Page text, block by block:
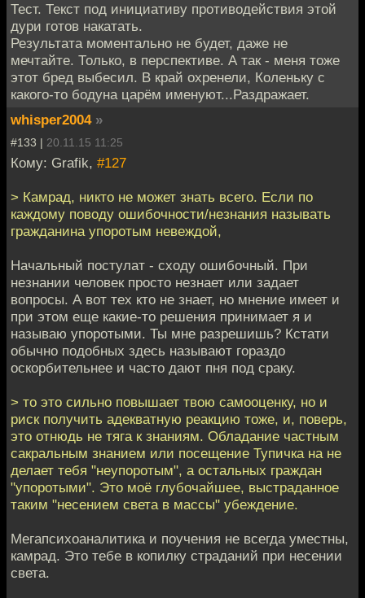
Тест. Текст под инициативу противодействия этой
дури готов накатать.
Результата моментально не будет, даже не
мечтайте. Только, в перспективе. А так - меня тоже
этот бред выбесил. В край охренели, Коленьку с
какого-то бодуна царём именуют...Раздражает.
whisper2004 »
#133 | 20.11.15 11:25
Кому: Grafik, #127
> Камрад, никто не может знать всего. Если по
каждому поводу ошибочности/незнания называть
гражданина упоротым невеждой,
Начальный постулат - сходу ошибочный. При
незнании человек просто незнает или задает
вопросы. А вот тех кто не знает, но мнение имеет и
при этом еще какие-то решения принимает я и
называю упоротыми. Ты мне разрешишь? Кстати
обычно подобных здесь называют гораздо
оскорбительнее и часто дают пня под сраку.
> то это сильно повышает твою самооценку, но и
риск получить адекватную реакцию тоже, и, поверь,
это отнюдь не тяга к знаниям. Обладание частным
сакральным знанием или посещение Тупичка на не
делает тебя "неупоротым", а остальных граждан
"упоротыми". Это моё глубочайшее, выстраданное
таким "несением света в массы" убеждение.
Мегапсихоаналитика и поучения не всегда уместны,
камрад. Это тебе в копилку страданий при несении
света.